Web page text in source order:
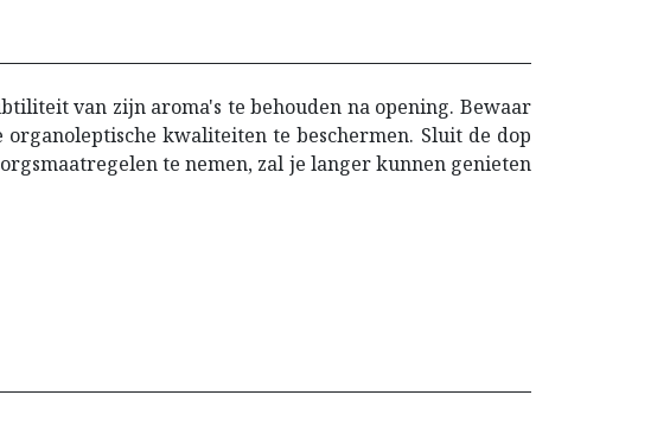
van zijn aroma's te behouden na opening. Bewaar
organoleptische kwaliteiten te beschermen. Sluit de dop
te nemen, zal je langer kunnen genieten